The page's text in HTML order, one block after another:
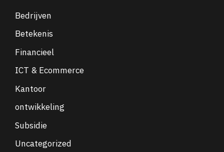
Bedrijven
Betekenis
Financieel
ICT & Ecommerce
Kantoor
ontwikkeling
Subsidie
Uncategorized